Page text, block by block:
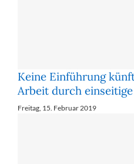
Keine Einführung
Arbeit durch
Freitag, 15. Februar 2019